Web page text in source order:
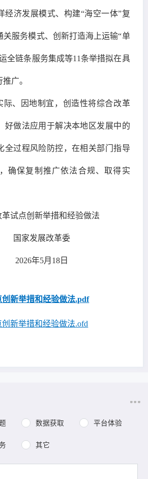
经济发展模式、构建“海空一体”复
关服务模式、创新打造海上运输“单
全链条服务集成等11条举措拟在具
广。
际、因地制宜，创造性将综合改革
好做法应用于解决本地区发展中的
全过程风险防控，在相关部门指导
确保复制推广依法合规、取得实
革试点创新举措和经验做法
国家发展改革委
2026年5月18日
新举措和经验做法.pdf
新举措和经验做法.ofd
数据获取 平台体验
其它